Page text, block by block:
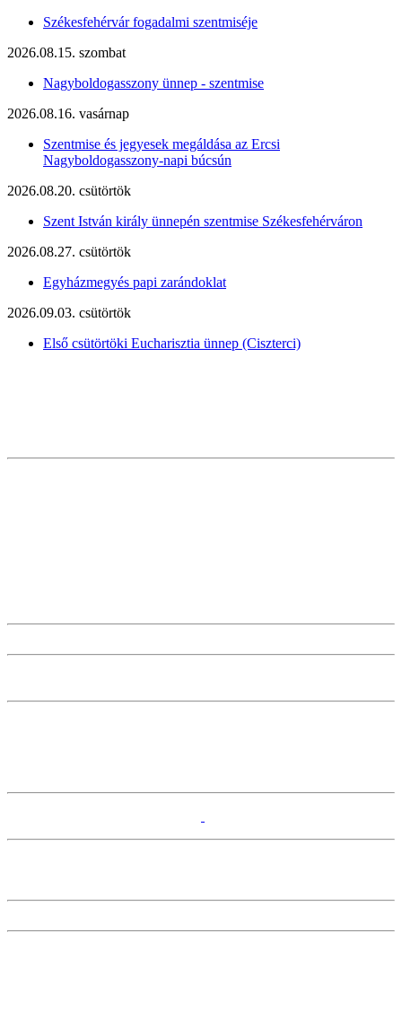
Székesfehérvár fogadalmi szentmiséje
2026.08.15. szombat
Nagyboldogasszony ünnep - szentmise
2026.08.16. vasárnap
Szentmise és jegyesek megáldása az Ercsi
Nagyboldogasszony-napi búcsún
2026.08.20. csütörtök
Szent István király ünnepén szentmise Székesfehérváron
2026.08.27. csütörtök
Egyházmegyés papi zarándoklat
2026.09.03. csütörtök
Első csütörtöki Eucharisztia ünnep (Ciszterci)